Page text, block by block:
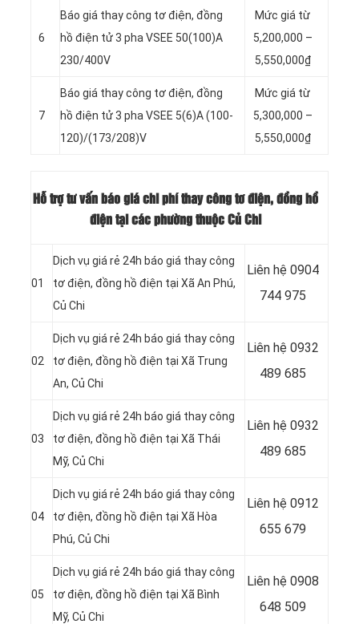
6
Báo giá thay công tơ điện, đồng
hồ điện tử 3 pha VSEE 50(100)A
230/400V
Mức giá từ
5,200,000 –
5,550,000₫
7
Báo giá thay công tơ điện, đồng
hồ điện tử 3 pha VSEE 5(6)A (100-
120)/(173/208)V
Mức giá từ
5,300,000 –
5,550,000₫
Hỗ trợ tư vấn báo giá chi phí thay công tơ điện, đồng hồ
điện tại các phường thuộc Củ Chi
01
Dịch vụ giá rẻ 24h báo giá thay công
tơ điện, đồng hồ điện tại Xã An Phú,
Củ Chi
Liên hệ 0904
744 975
02
Dịch vụ giá rẻ 24h báo giá thay công
tơ điện, đồng hồ điện tại Xã Trung
An, Củ Chi
Liên hệ 0932
489 685
03
Dịch vụ giá rẻ 24h báo giá thay công
tơ điện, đồng hồ điện tại Xã Thái
Mỹ, Củ Chi
Liên hệ 0932
489 685
04
Dịch vụ giá rẻ 24h báo giá thay công
tơ điện, đồng hồ điện tại Xã Hòa
Phú, Củ Chi
Liên hệ 0912
655 679
05
Dịch vụ giá rẻ 24h báo giá thay công
tơ điện, đồng hồ điện tại Xã Bình
Mỹ, Củ Chi
Liên hệ 0908
648 509